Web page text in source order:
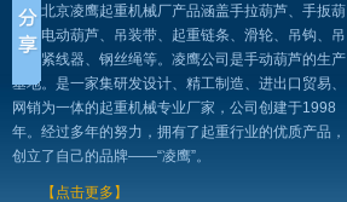
北京凌鹰起重机械厂产品涵盖手拉葫芦、手扳葫
芦、电动葫芦、吊装带、起重链条、滑轮、吊钩、吊
具、紧线器、钢丝绳等。凌鹰公司是手动葫芦的生产
基地。是一家集研发设计、精工制造、进出口贸易、
网销为一体的起重机械专业厂家，公司创建于1998
年。经过多年的努力，拥有了起重行业的优质产品，
创立了自己的品牌——“凌鹰”。
【点击更多】